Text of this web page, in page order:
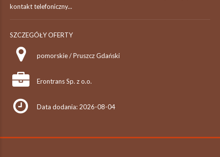
kontakt telefoniczny...
SZCZEGÓŁY OFERTY
pomorskie / Pruszcz Gdański
Erontrans Sp. z o.o.
Data dodania: 2026-08-04